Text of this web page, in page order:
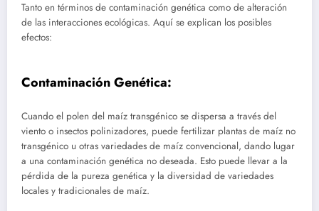
Tanto en términos de contaminación genética como de alteración
de las interacciones ecológicas. Aquí se explican los posibles
efectos:
Contaminación Genética:
Cuando el polen del maíz transgénico se dispersa a través del
viento o insectos polinizadores, puede fertilizar plantas de maíz no
transgénico u otras variedades de maíz convencional, dando lugar
a una contaminación genética no deseada. Esto puede llevar a la
pérdida de la pureza genética y la diversidad de variedades
locales y tradicionales de maíz.